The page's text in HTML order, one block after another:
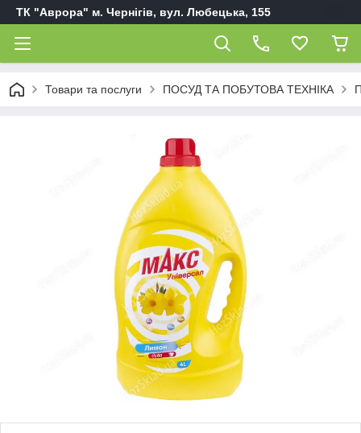
ТК "Аврора" м. Чернігів, вул. Любецька, 155
Товари та послуги ПОСУД ТА ПОБУТОВА ТЕХНІКА